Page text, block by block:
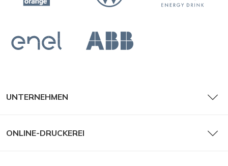
UNTERNEHMEN
ONLINE-DRUCKEREI